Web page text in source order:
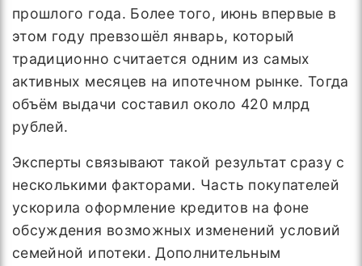
прошлого года. Более того, июнь впервые в
этом году превзошёл январь, который
традиционно считается одним из самых
активных месяцев на ипотечном рынке. Тогда
объём выдачи составил около 420 млрд
рублей.
Эксперты связывают такой результат сразу с
несколькими факторами. Часть покупателей
ускорила оформление кредитов на фоне
обсуждения возможных изменений условий
семейной ипотеки. Дополнительным